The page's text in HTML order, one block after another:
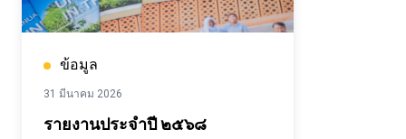
ข้อมูล
31 มีนาคม 2026
รายงานประจำปี ๒๕๖๘